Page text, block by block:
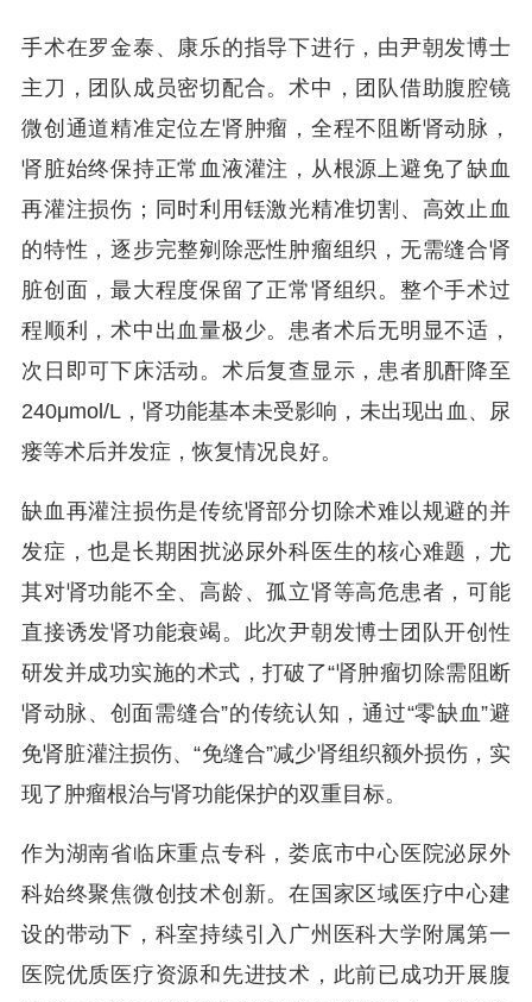
手术在罗金泰、康乐的指导下进行，由尹朝发博士
主刀，团队成员密切配合。术中，团队借助腹腔镜
微创通道精准定位左肾肿瘤，全程不阻断肾动脉，
肾脏始终保持正常血液灌注，从根源上避免了缺血
再灌注损伤；同时利用铥激光精准切割、高效止血
的特性，逐步完整剜除恶性肿瘤组织，无需缝合肾
脏创面，最大程度保留了正常肾组织。整个手术过
程顺利，术中出血量极少。患者术后无明显不适，
次日即可下床活动。术后复查显示，患者肌酐降至
240μmol/L，肾功能基本未受影响，未出现出血、尿
瘘等术后并发症，恢复情况良好。
缺血再灌注损伤是传统肾部分切除术难以规避的并
发症，也是长期困扰泌尿外科医生的核心难题，尤
其对肾功能不全、高龄、孤立肾等高危患者，可能
直接诱发肾功能衰竭。此次尹朝发博士团队开创性
研发并成功实施的术式，打破了“肾肿瘤切除需阻断
肾动脉、创面需缝合”的传统认知，通过“零缺血”避
免肾脏灌注损伤、“免缝合”减少肾组织额外损伤，实
现了肿瘤根治与肾功能保护的双重目标。
作为湖南省临床重点专科，娄底市中心医院泌尿外
科始终聚焦微创技术创新。在国家区域医疗中心建
设的带动下，科室持续引入广州医科大学附属第一
医院优质医疗资源和先进技术，此前已成功开展腹